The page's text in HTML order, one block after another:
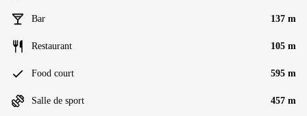
Bar 137 m
Restaurant 105 m
Food court 595 m
Salle de sport 457 m